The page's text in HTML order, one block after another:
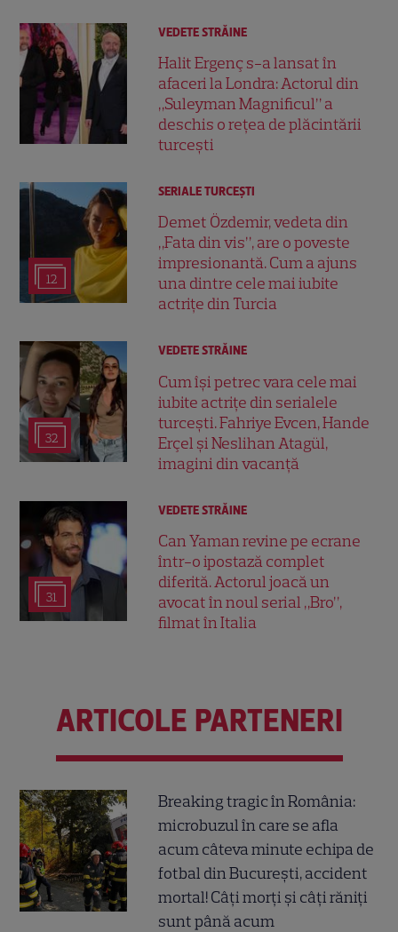
VEDETE STRĂINE
Halit Ergenç s-a lansat în
afaceri la Londra: Actorul din
„Suleyman Magnificul” a
deschis o rețea de plăcintării
turcești
12
SERIALE TURCEŞTI
Demet Özdemir, vedeta din
„Fata din vis”, are o poveste
impresionantă. Cum a ajuns
una dintre cele mai iubite
actrițe din Turcia
32
VEDETE STRĂINE
Cum își petrec vara cele mai
iubite actrițe din serialele
turcești. Fahriye Evcen, Hande
Erçel și Neslihan Atagül,
imagini din vacanță
31
VEDETE STRĂINE
Can Yaman revine pe ecrane
într-o ipostază complet
diferită. Actorul joacă un
avocat în noul serial „Bro”,
filmat în Italia
ARTICOLE PARTENERI
Breaking tragic în România:
microbuzul în care se afla
acum câteva minute echipa de
fotbal din București, accident
mortal! Câți morți și câți răniți
sunt până acum